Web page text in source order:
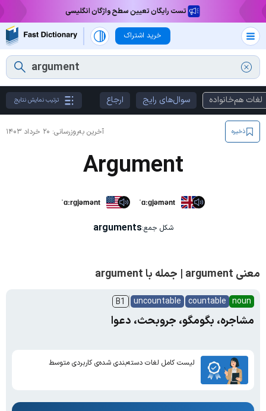
تست رایگان تعیین سطح واژگان انگلیسی
خرید اشتراک
لغات هم‌خانواده سوال‌های رایج ارجاع ترتیب نمایش نتایج
آخرین به‌روزرسانی: ۲۰ خرداد ۱۴۰۳ ذخیره
Argument
ˈɑːrɡjəmənt ˈɑːɡjəmənt
شکل جمع:arguments
معنی argument | جمله با argument
noun
countable
uncountable
B1
مشاجره، بگومگو، جروبحث، دعوا
لیست کامل لغات دسته‌بندی شده‌ی کاربردی متوسط